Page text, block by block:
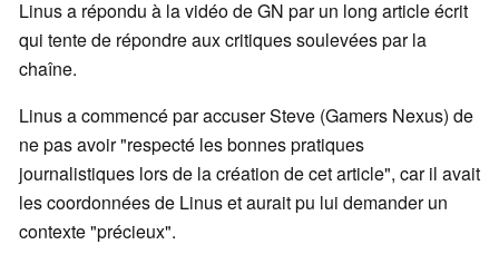
Linus a répondu à la vidéo de GN par un long article écrit
qui tente de répondre aux critiques soulevées par la
chaîne.
Linus a commencé par accuser Steve (Gamers Nexus) de
ne pas avoir "respecté les bonnes pratiques
journalistiques lors de la création de cet article", car il avait
les coordonnées de Linus et aurait pu lui demander un
contexte "précieux".